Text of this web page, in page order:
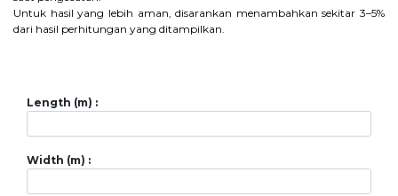
Untuk hasil yang lebih aman, disarankan menambahkan sekitar 3–5%
dari hasil perhitungan yang ditampilkan.
Length (m) :
Width (m) :